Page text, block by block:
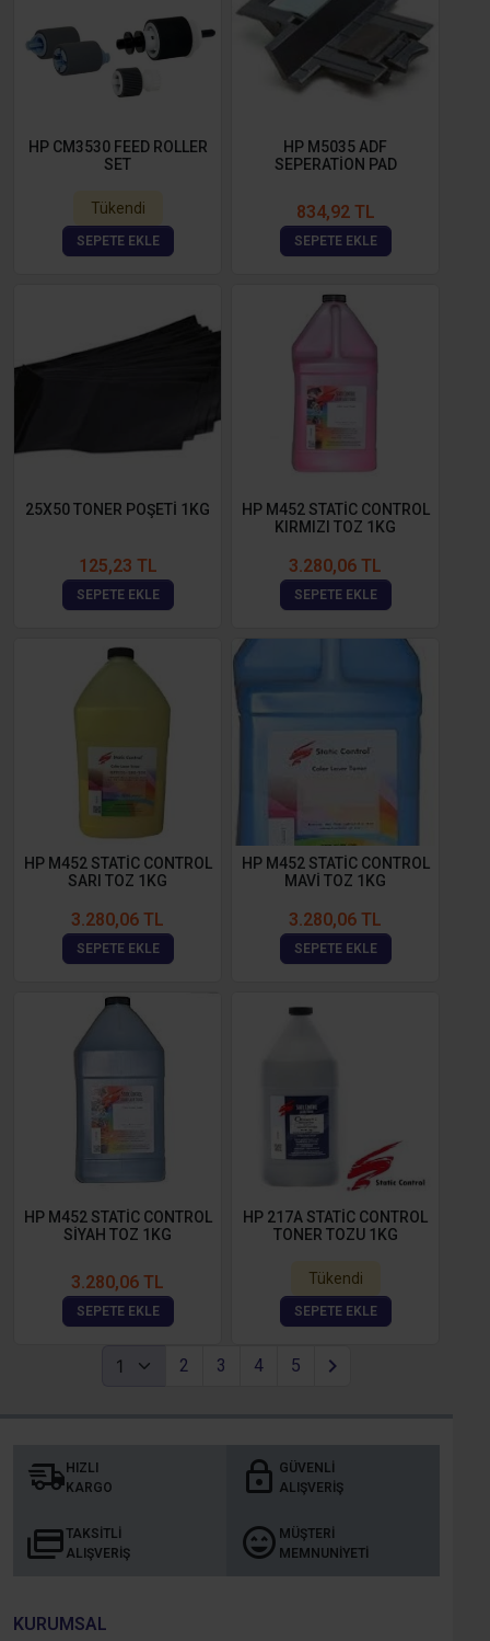
HP CM3530 FEED ROLLER
SET
Tükendi
SEPETE EKLE
HP M5035 ADF
SEPERATİON PAD
834,92 TL
SEPETE EKLE
25X50 TONER POŞETİ 1KG
125,23 TL
SEPETE EKLE
HP M452 STATİC CONTROL
KIRMIZI TOZ 1KG
3.280,06 TL
SEPETE EKLE
HP M452 STATİC CONTROL
SARI TOZ 1KG
3.280,06 TL
SEPETE EKLE
HP M452 STATİC CONTROL
MAVİ TOZ 1KG
3.280,06 TL
SEPETE EKLE
HP M452 STATİC CONTROL
SİYAH TOZ 1KG
3.280,06 TL
SEPETE EKLE
HP 217A STATİC CONTROL
TONER TOZU 1KG
Tükendi
SEPETE EKLE
2 3 4 5
HIZLI
KARGO
GÜVENLI
ALIŞVERIŞ
TAKSITLI
ALIŞVERIŞ
MÜŞTERI
MEMNUNIYETI
KURUMSAL